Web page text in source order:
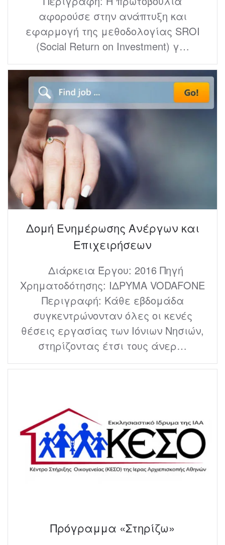
αφορούσε στην ανάπτυξη και
εφαρμογή της μεθοδολογίας SROI
(Social Return on Investment) γ…
Δομή Ενημέρωσης Ανέργων και
Επιχειρήσεων
Διάρκεια Έργου: 2016 Πηγή
Χρηματοδότησης: ΙΔΡΥΜΑ VODAFONE
Περιγραφή: Κάθε εβδομάδα
συγκεντρώνονταν όλες οι κενές
θέσεις εργασίας των Ιόνιων Νησιών,
στηρίζοντας έτσι τους άνερ…
Πρόγραμμα «Στηρίζω»